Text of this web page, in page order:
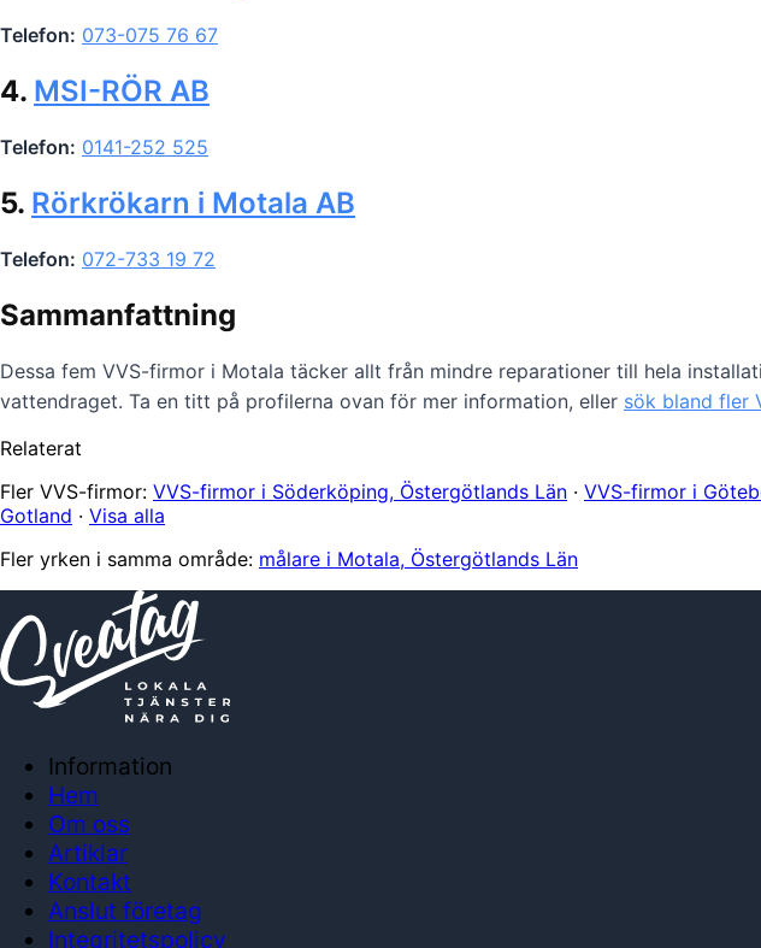
Telefon: 073-075 76 67
4. MSI-RÖR AB
Telefon: 0141-252 525
5. Rörkrökarn i Motala AB
Telefon: 072-733 19 72
Sammanfattning
Dessa fem VVS-firmor i Motala täcker allt från mindre reparationer till hela
vattendraget. Ta en titt på profilerna ovan för mer information, eller sök bland fler
Relaterat
Fler VVS-firmor: VVS-firmor i Söderköping, Östergötlands Län · VVS-firmor i
Gotland · Visa alla
Fler yrken i samma område: målare i Motala, Östergötlands Län
Information
Hem
Om oss
Artiklar
Kontakt
Anslut företag
Integritetspolicy